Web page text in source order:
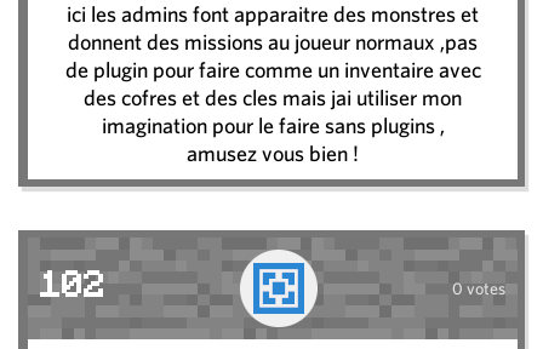
ici les admins font apparaitre des monstres et
donnent des missions au joueur normaux ,pas
de plugin pour faire comme un inventaire avec
des cofres et des cles mais jai utiliser mon
imagination pour le faire sans plugins ,
amusez vous bien !
102 0 votes